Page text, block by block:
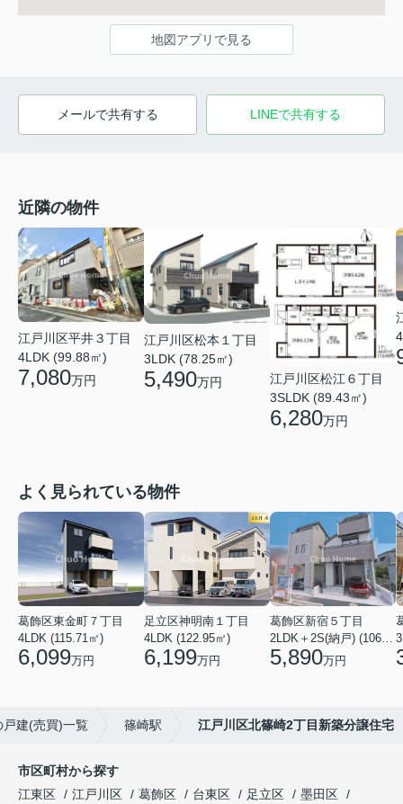
地図アプリで見る
メールで共有する LINEで共有する
近隣の物件
江戸川区平井３丁目
4LDK (99.88㎡)
7,080万円
江戸川区松本１丁目
3LDK (78.25㎡)
5,490万円
江戸川区松江６丁目
3SLDK (89.43㎡)
6,280万円
よく見られている物件
葛飾区東金町７丁目
4LDK (115.71㎡)
6,099万円
足立区神明南１丁目
4LDK (122.95㎡)
6,199万円
葛飾区新宿５丁目
2LDK＋2S(納戸) (106.19㎡)
5,890万円
戸建(売買)一覧 篠崎駅 江戸川区北篠崎2丁目新築分譲住宅
市区町村から探す
江東区
江戸川区 葛飾区 台東区 足立区
墨田区